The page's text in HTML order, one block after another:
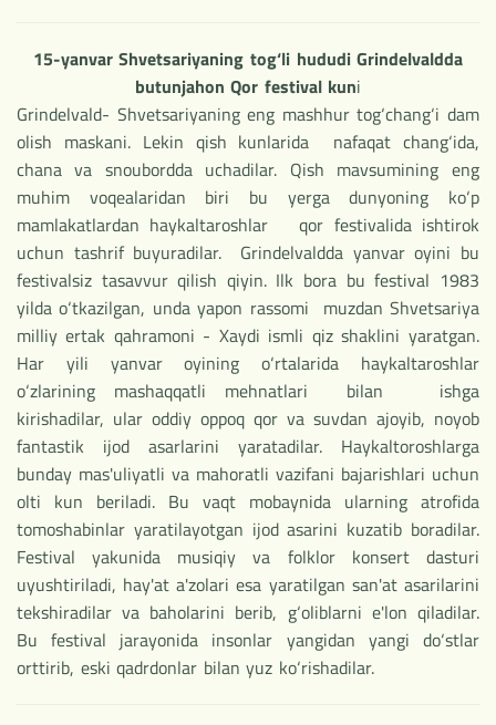
15-yanvar Shvetsariyaning tog‘li hududi Grindelvaldda
butunjahon Qor festival kuni
Grindelvald- Shvetsariyaning eng mashhur tog‘chang‘i dam
olish maskani. Lekin qish kunlarida nafaqat chang‘ida,
chana va snoubordda uchadilar. Qish mavsumining eng
muhim voqealaridan biri bu yerga dunyoning ko‘p
mamlakatlardan haykaltaroshlar qor festivalida ishtirok
uchun tashrif buyuradilar. Grindelvaldda yanvar oyini bu
festivalsiz tasavvur qilish qiyin. Ilk bora bu festival 1983
yilda o‘tkazilgan, unda yapon rassomi muzdan Shvetsariya
milliy ertak qahramoni - Xaydi ismli qiz shaklini yaratgan.
Har yili yanvar oyining o‘rtalarida haykaltaroshlar
o‘zlarining mashaqqatli mehnatlari bilan ishga
kirishadilar, ular oddiy oppoq qor va suvdan ajoyib, noyob
fantastik ijod asarlarini yaratadilar. Haykaltoroshlarga
bunday mas'uliyatli va mahoratli vazifani bajarishlari uchun
olti kun beriladi. Bu vaqt mobaynida ularning atrofida
tomoshabinlar yaratilayotgan ijod asarini kuzatib boradilar.
Festival yakunida musiqiy va folklor konsert dasturi
uyushtiriladi, hay'at a'zolari esa yaratilgan san'at asarilarini
tekshiradilar va baholarini berib, g‘oliblarni e'lon qiladilar.
Bu festival jarayonida insonlar yangidan yangi do‘stlar
orttirib, eski qadrdonlar bilan yuz ko‘rishadilar.